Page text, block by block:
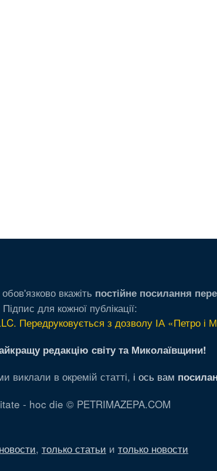
вкажіть постійне посилання
Підпис для кожної публікації:
Передруковується з дозволу ІА «Петро і
редакцію світу та Миколаївщини!
виклали в окремій статті, і ось вам
- hoc die © PETRIMAZEPA.COM
, только статьи и только новости